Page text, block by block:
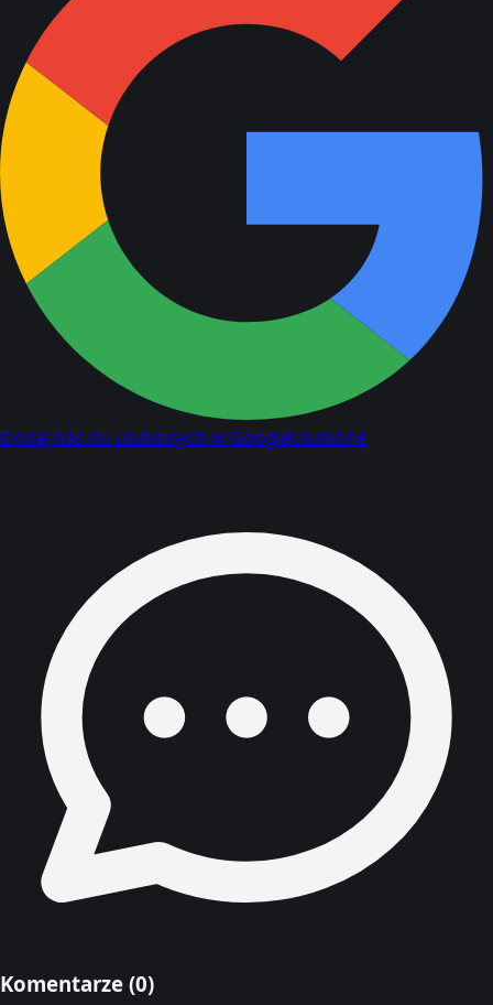
Dodaj nas do ulubionych w GoogleUlubione
Komentarze (0)